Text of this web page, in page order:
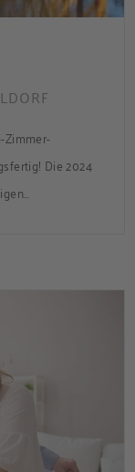
Zimmer-
Die 2024